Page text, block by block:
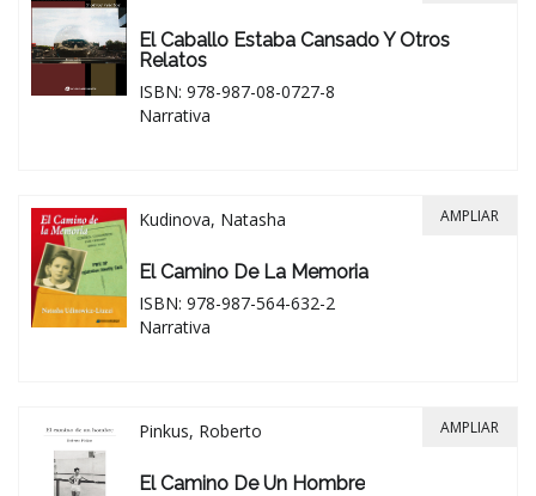
El Caballo Estaba Cansado Y Otros
Relatos
ISBN: 978-987-08-0727-8
Narrativa
Kudinova, Natasha
El Camino De La Memoria
ISBN: 978-987-564-632-2
Narrativa
AMPLIAR
Pinkus, Roberto
El Camino De Un Hombre
AMPLIAR